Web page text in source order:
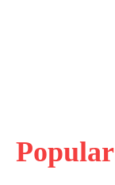
Popular